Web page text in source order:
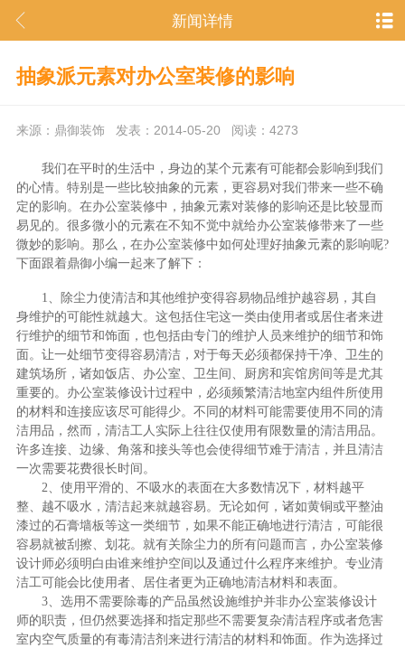
新闻详情
抽象派元素对办公室装修的影响
来源：鼎御装饰 发表：2014-05-20 阅读：4273
我们在平时的生活中，身边的某个元素有可能都会影响到我们
的心情。特别是一些比较抽象的元素，更容易对我们带来一些不确
定的影响。在办公室装修中，抽象元素对装修的影响还是比较显而
易见的。很多微小的元素在不知不觉中就给办公室装修带来了一些
微妙的影响。那么，在办公室装修中如何处理好抽象元素的影响呢?
下面跟着鼎御小编一起来了解下：
1、除尘力使清洁和其他维护变得容易物品维护越容易，其自
身维护的可能性就越大。这包括住宅这一类由使用者或居住者来进
行维护的细节和饰面，也包括由专门的维护人员来维护的细节和饰
面。让一处细节变得容易清洁，对于每天必须都保持干净、卫生的
建筑场所，诸如饭店、办公室、卫生间、厨房和宾馆房间等是尤其
重要的。办公室装修设计过程中，必须频繁清洁地室内组件所使用
的材料和连接应该尽可能得少。不同的材料可能需要使用不同的清
洁用品，然而，清洁工人实际上往往仅使用有限数量的清洁用品。
许多连接、边缘、角落和接头等也会使得细节难于清洁，并且清洁
一次需要花费很长时间。
2、使用平滑的、不吸水的表面在大多数情况下，材料越平
整、越不吸水，清洁起来就越容易。无论如何，诸如黄铜或平整油
漆过的石膏墙板等这一类细节，如果不能正确地进行清洁，可能很
容易就被刮擦、划花。就有关除尘力的所有问题而言，办公室装修
设计师必须明白由谁来维护空间以及通过什么程序来维护。专业清
洁工可能会比使用者、居住者更为正确地清洁材料和表面。
3、选用不需要除毒的产品虽然设施维护并非办公室装修设计
师的职责，但仍然要选择和指定那些不需要复杂清洁程序或者危害
室内空气质量的有毒清洁剂来进行清洁的材料和饰面。作为选择过